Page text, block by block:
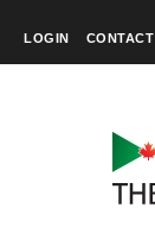
LOGIN CONTACT